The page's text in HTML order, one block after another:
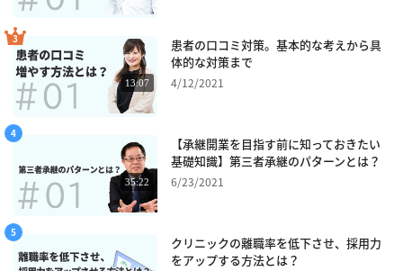
13:07
患者の口コミ対策。基本的な考えから具
体的な対策まで
4/12/2021
35:22
【承継開業を目指す前に知っておきたい
基礎知識】第三者承継のパターンとは？
6/23/2021
クリニックの離職率を低下させ、採用力
をアップする方法とは？